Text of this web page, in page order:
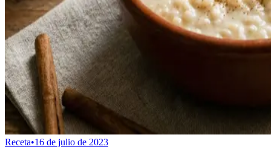
Receta•16 de julio de 2023